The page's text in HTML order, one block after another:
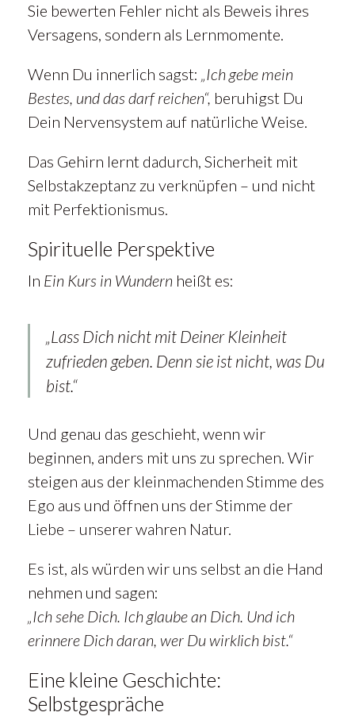
Sie bewerten Fehler nicht als Beweis ihres
Versagens, sondern als Lernmomente.
Wenn Du innerlich sagst: „Ich gebe mein
Bestes, und das darf reichen“, beruhigst Du
Dein Nervensystem auf natürliche Weise.
Das Gehirn lernt dadurch, Sicherheit mit
Selbstakzeptanz zu verknüpfen – und nicht
mit Perfektionismus.
Spirituelle Perspektive
In Ein Kurs in Wundern heißt es:
„Lass Dich nicht mit Deiner Kleinheit
zufrieden geben. Denn sie ist nicht, was Du
bist.“
Und genau das geschieht, wenn wir
beginnen, anders mit uns zu sprechen. Wir
steigen aus der kleinmachenden Stimme des
Ego aus und öffnen uns der Stimme der
Liebe – unserer wahren Natur.
Es ist, als würden wir uns selbst an die Hand
nehmen und sagen:
„Ich sehe Dich. Ich glaube an Dich. Und ich
erinnere Dich daran, wer Du wirklich bist.“
Eine kleine Geschichte:
Selbstgespräche